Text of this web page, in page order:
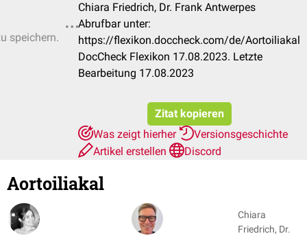
speichern.
Chiara Friedrich, Dr. Frank Antwerpes
Abrufbar unter:
https://flexikon.doccheck.com/de/Aortoiliakal
DocCheck Flexikon 17.08.2023. Letzte
Bearbeitung 17.08.2023
Zitat kopieren
Was zeigt hierher
Versionsgeschichte
Artikel erstellen
Discord
Aortoiliakal
Chiara
Friedrich, Dr.